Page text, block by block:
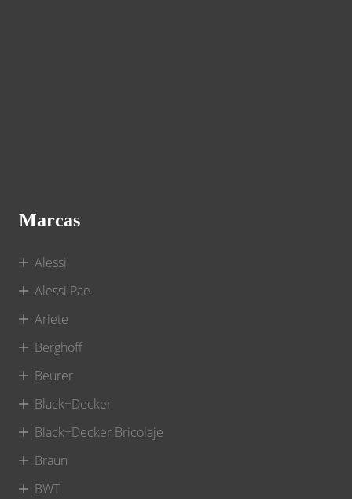
Marcas
Alessi
Alessi Pae
Ariete
Berghoff
Beurer
Black+Decker
Black+Decker Bricolaje
Braun
BWT